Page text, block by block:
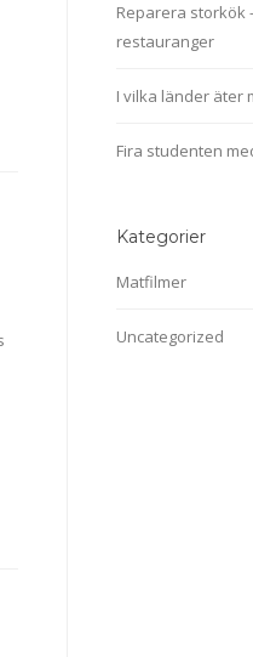
Reparera storkök
restauranger
I vilka länder äter
Fira studenten
Kategorier
Matfilmer
Uncategorized